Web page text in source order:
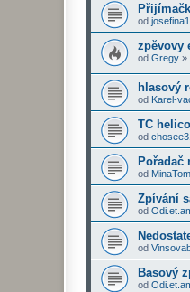
od
zpěvovy
od Gregy »
hlasový
od Karel-
TC
od
Pořadač
od MinaTom
Zpívání
od
od
Basový
od